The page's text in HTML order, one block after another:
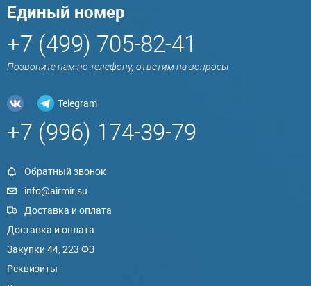
Единый номер
+7 (499) 705-82-41
Позвоните нам по телефону, ответим на вопросы
Telegram
+7 (996) 174-39-79
Обратный звонок
info@airmir.su
Доставка и оплата
Доставка и оплата
Закупки 44, 223 ФЗ
Реквизиты